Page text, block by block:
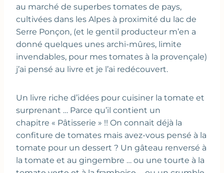
au marché de superbes tomates de pays,
cultivées dans les Alpes à proximité du lac de
Serre Ponçon, (et le gentil producteur m’en a
donné quelques unes archi-mûres, limite
invendables, pour mes tomates à la provençale)
j’ai pensé au livre et je l’ai redécouvert.
Un livre riche d’idées pour cuisiner la tomate et
surprenant … Parce qu’il contient un
chapitre « Pâtisserie » !! On connait déjà la
confiture de tomates mais avez-vous pensé à la
tomate pour un dessert ? Un gâteau renversé à
la tomate et au gingembre … ou une tourte à la